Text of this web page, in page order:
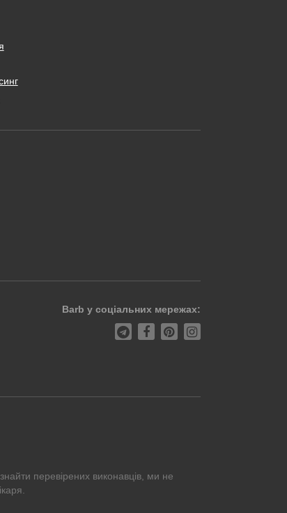
Barb у соціальних мережах:
перевірених виконавців, ми не